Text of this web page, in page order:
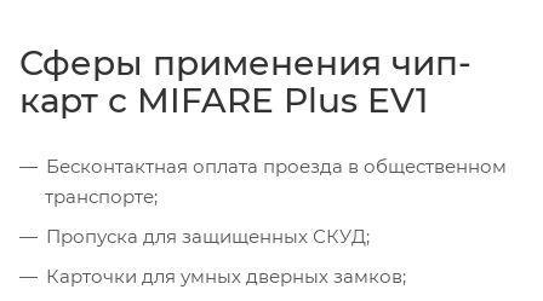
Сферы применения чип-
карт с MIFARE Plus EV1
Бесконтактная оплата проезда в общественном
транспорте;
Пропуска для защищенных СКУД;
Карточки для умных дверных замков;